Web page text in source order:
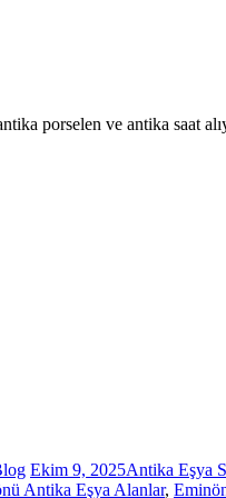
porselen ve antika saat
Ekim 9, 2025Antika Eşya
Antika Eşya Alanlar,